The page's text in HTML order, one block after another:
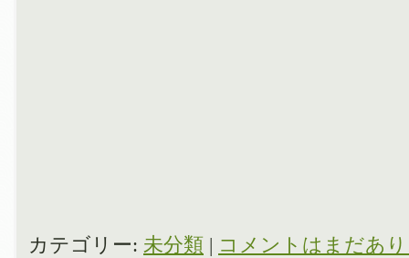
カテゴリー: 未分類 | コメントはまだあ